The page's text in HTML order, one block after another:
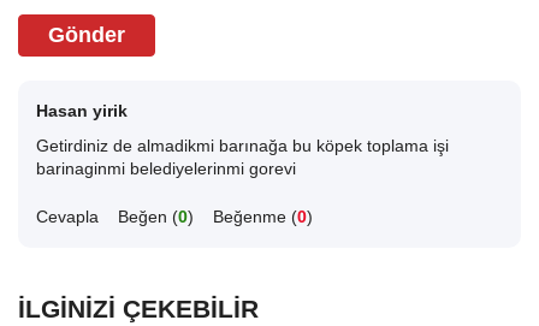
Gönder
Hasan yirik
Getirdiniz de almadikmi barınağa bu köpek toplama işi
barinaginmi belediyelerinmi gorevi
Cevapla Beğen (0) Beğenme (0)
İLGINIZI ÇEKEBILIR